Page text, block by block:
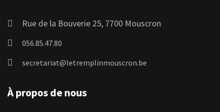
Rue de la Bouverie 25, 7700 Mouscron
056.85.47.80
secretariat@letremplinmouscron.be
À propos de nous